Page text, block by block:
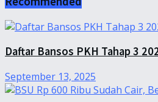
Daftar Bansos PKH Tahap 3
September 13, 2025